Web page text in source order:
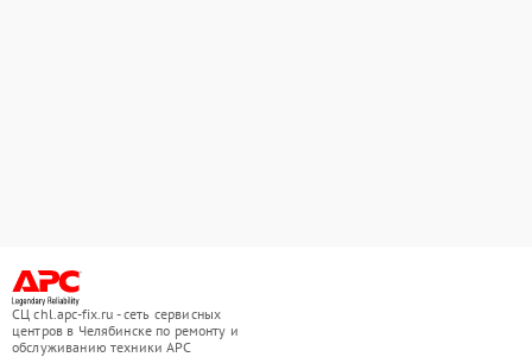
СЦ chl.apc-fix.ru - сеть сервисных
центров в Челябинске по ремонту и
обслуживанию техники APC